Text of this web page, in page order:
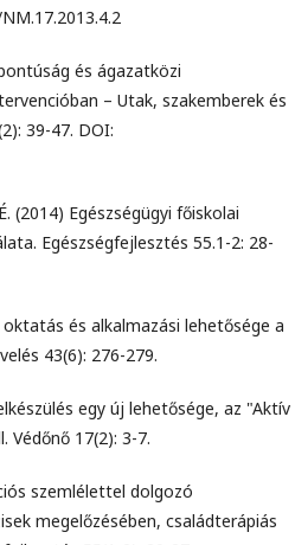
és ágazatközi
– Utak, szakemberek és
39-47. DOI:
(2014) Egészségügyi főiskolai
Egészségfejlesztés 55.1-2: 28-
és alkalmazási lehetősége a
43(6): 276-279.
egy új lehetősége, az "Aktív
Védőnő 17(2): 3-7.
szemlélettel dolgozó
megelőzésében, családterápiás